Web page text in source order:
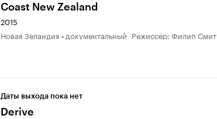
Coast New Zealand
2015
Новая Зеландия • документальный Режиссёр: Филип Смит
Даты выхода пока нет
Derive